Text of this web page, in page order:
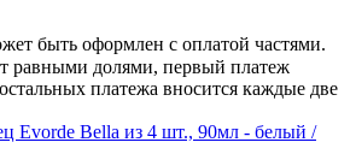
быть оформлен с оплатой частями.
равными долями, первый платеж
платежа вносится каждые две
Evorde Bella из 4 шт., 90мл - белый /